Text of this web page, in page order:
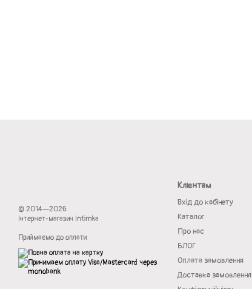
© 2014—2026
Інтернет-магазин Intimka
Приймаємо до оплати
Клієнтам
Вхід до кабінету
Каталог
Про нас
БЛОГ
Оплата замовлення
Доставка замовлення